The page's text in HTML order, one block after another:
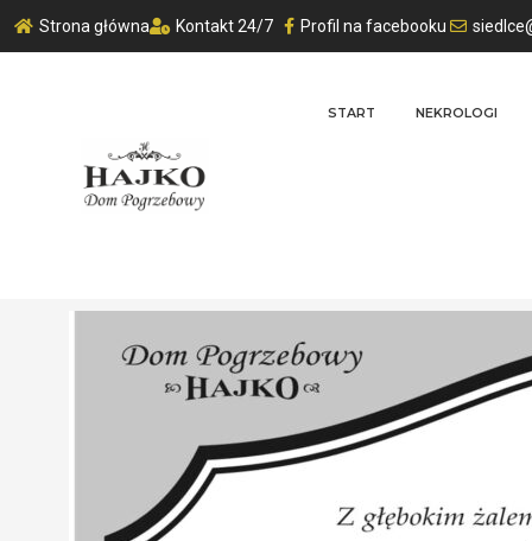
Strona główna Kontakt 24/7 Profil na facebooku
START NEKROLOGI